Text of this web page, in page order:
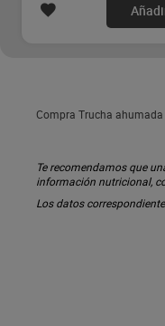
Compra Trucha
Te recomendamos que
información nutricional,
Los datos